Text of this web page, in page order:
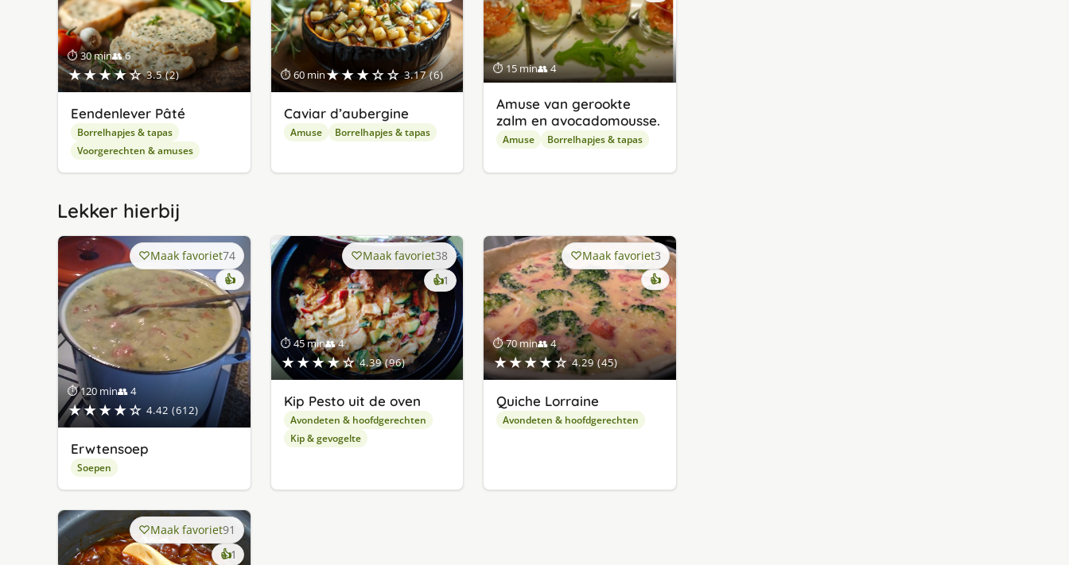
⏱ 30 min👥 6
★★★★☆ 3.5 (2)
Eendenlever Pâté
Borrelhapjes & tapas
Voorgerechten & amuses
⏱ 60 min★★★☆☆ 3.17 (6)
Caviar d’aubergine
Amuse Borrelhapjes & tapas
⏱ 15 min👥 4
Amuse van gerookte
zalm en avocadomousse.
Amuse Borrelhapjes & tapas
Lekker hierbij
⏱ 120 min👥 4
★★★★☆ 4.42 (612)
Maak favoriet74
👍
Erwtensoep
Soepen
⏱ 45 min👥 4
★★★★☆ 4.39 (96)
Maak favoriet38
👍1 keer
lekker
gevonden
Kip Pesto uit de oven
Avondeten & hoofdgerechten
Kip & gevogelte
⏱ 70 min👥 4
★★★★☆ 4.29 (45)
Maak favoriet3
👍
Quiche Lorraine
Avondeten & hoofdgerechten
Maak favoriet91
👍1keer